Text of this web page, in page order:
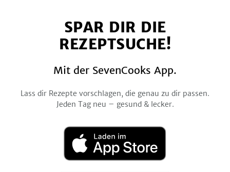
FacebookTwitterPinterestInstagramYouTube
SPAR DIR DIE
REZEPTSUCHE!
Mit der SevenCooks App.
Lass dir Rezepte vorschlagen, die genau zu dir passen.
Jeden Tag neu – gesund & lecker.
Laden
im
App